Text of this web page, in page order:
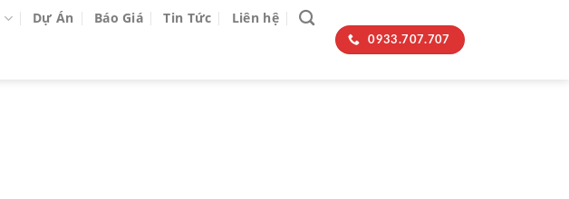
Dự Án Báo Giá Tin Tức Liên hệ
0933.707.707